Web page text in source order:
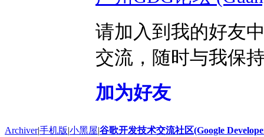
请加入到我的好友
交流，随时与我保
加为好友
Archiver|手机版|小黑屋|谷歌开发技术交流社区(Google